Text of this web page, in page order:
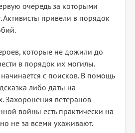
очередь за которыми
Активисты привели в порядок
которые не дожили до
в порядок их могилы.
с поисков. В помощь
либо даты на
Захоронения ветеранов
войны есть практически на
не за всеми ухаживают.